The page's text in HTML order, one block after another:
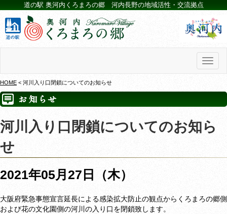
道の駅 奥河内くろまろの郷 河内長野の地域活性・交流拠点
HOME < 河川入り口閉鎖についてのお知らせ
河川入り口閉鎖についてのお知ら
せ
2021年05月27日（木）
大阪府緊急事態宣言延長による感染拡大防止の観点からくろまろの郷側
および花の文化園側の河川の入り口を閉鎖致します。